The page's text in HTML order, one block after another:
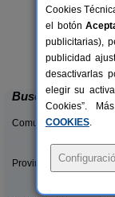
Sant
Buscar
Comunidades:
Provincias/Islas:
Cookies
el botón
publicitarias),
publicidad
desactivarlas
elegir su
Cookies”.
COOKIES.